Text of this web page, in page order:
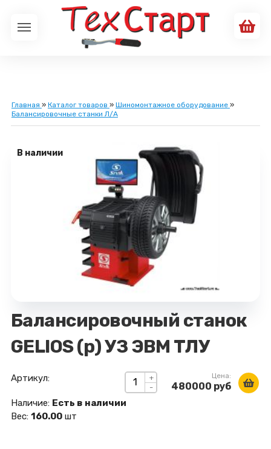
Главная » Каталог товаров » Шиномонтажное оборудование »
Балансировочные станки Л/А
В наличии
Балансировочный станок
GELIOS (р) УЗ ЭВМ ТЛУ
+
-
Цена:
480000 руб
Артикул:
Наличие: Есть в наличии
Вес: 160.00шт